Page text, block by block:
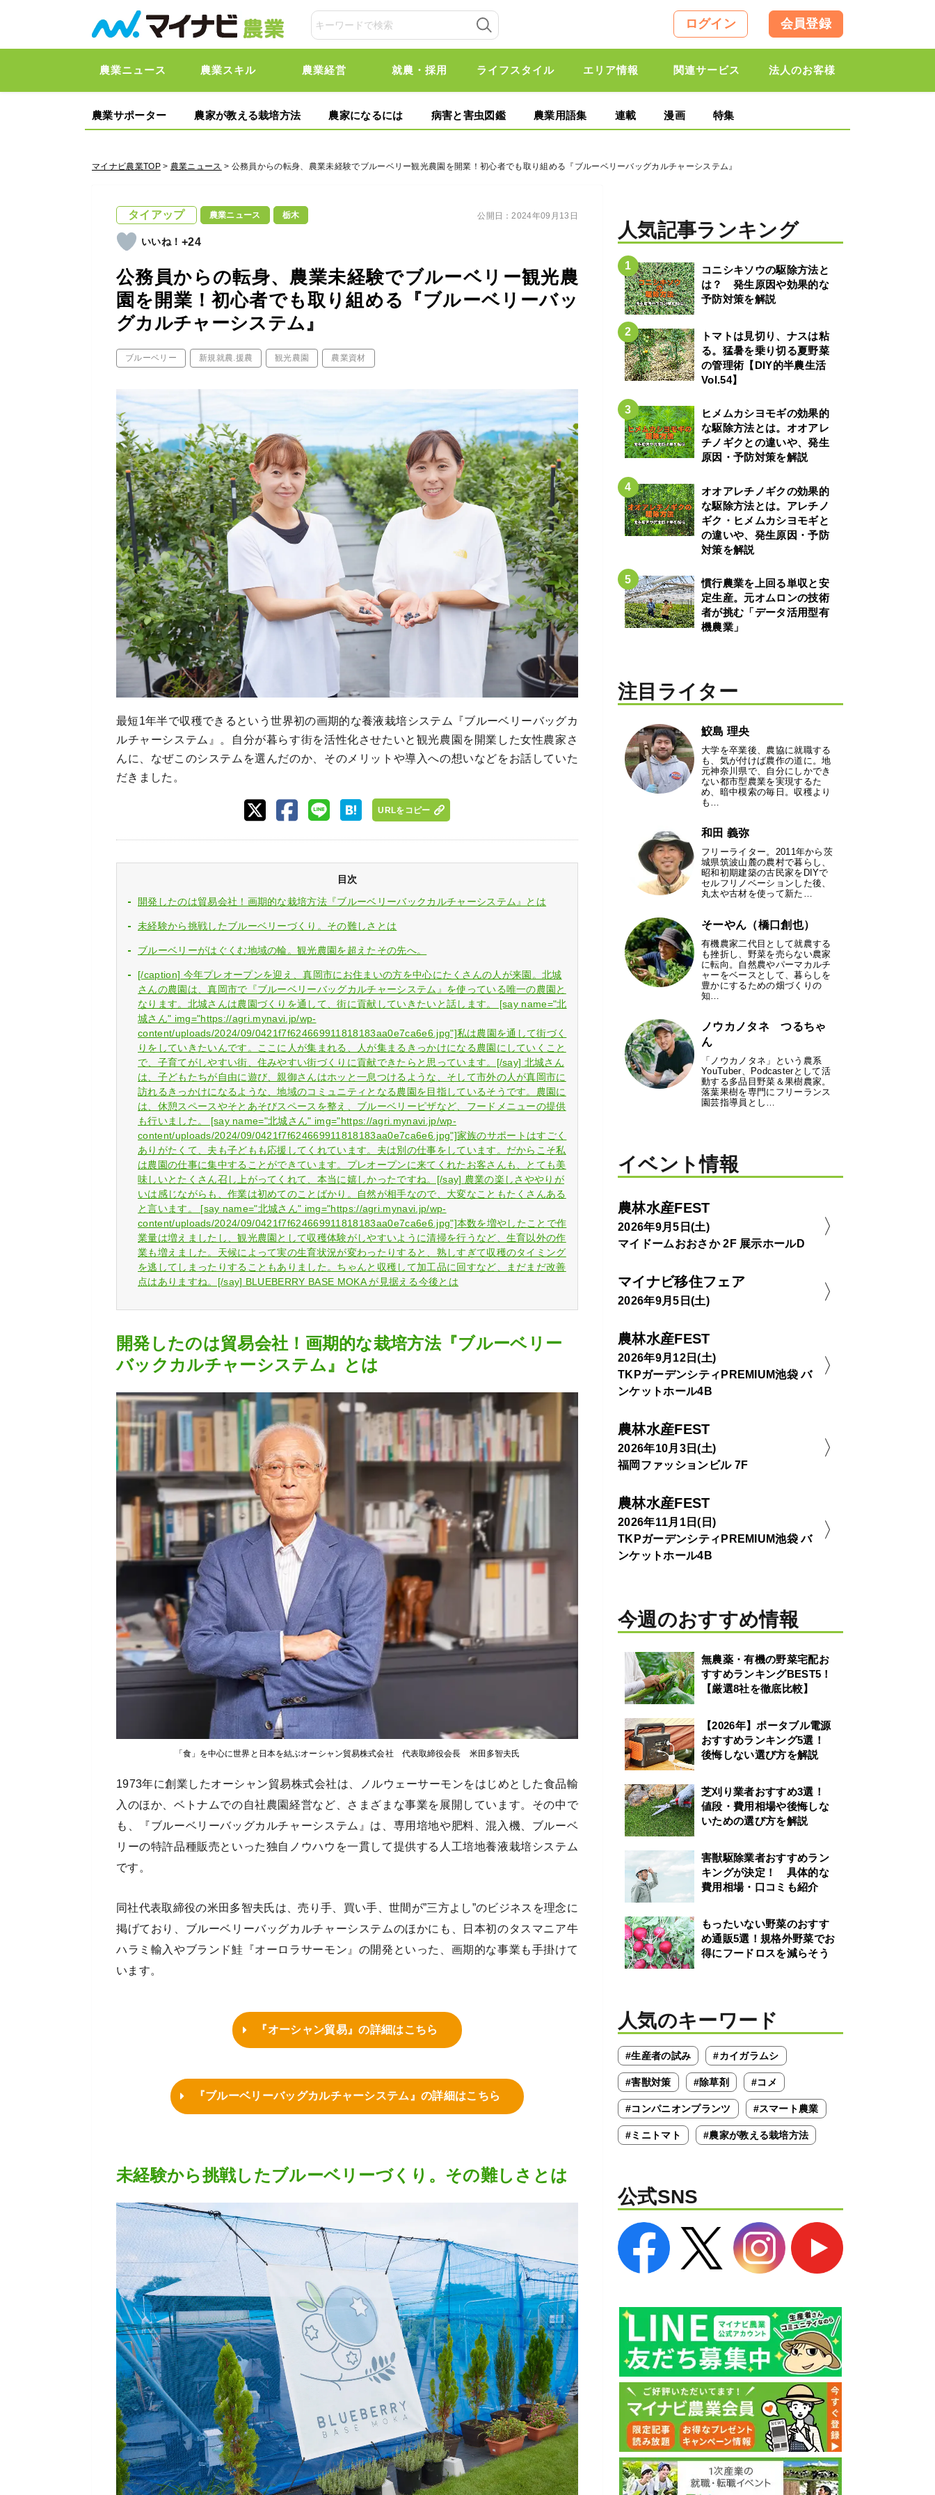
ログイン 会員登録
農業ニュース 農業スキル 農業経営 就農・採用 ライフスタイル エリア情報 関連サービス 法人のお客様
農業サポーター 農家が教える栽培方法 農家になるには 病害と害虫図鑑 農業用語集 連載 漫画 特集
マイナビ農業TOP> 農業ニュース > 公務員からの転身、農業未経験でブルーベリー観光農園を開業！初心者でも取り組める『ブルーベリーバッグカルチャーシステム』
タイアップ 農業ニュース 栃木
+24
公務員からの転身、農業未経験でブルーベリー観光農
園を開業！初心者でも取り組める『ブルーベリーバッ
グカルチャーシステム』
ブルーベリー 新規就農.援農 観光農園 農業資材
公開日：2024年09月13日
最短1年半で収穫できるという世界初の画期的な養液栽培システム『ブルーベリーバッグカ
ルチャーシステム』。自分が暮らす街を活性化させたいと観光農園を開業した女性農家さ
んに、なぜこのシステムを選んだのか、そのメリットや導入への想いなどをお話していた
だきました。
URLをコピー
目次
開発したのは貿易会社！画期的な栽培方法『ブルーベリーバックカルチャーシステム』とは
未経験から挑戦したブルーベリーづくり。その難しさとは
ブルーベリーがはぐくむ地域の輪。観光農園を超えたその先へ。
[/caption] 今年プレオープンを迎え、真岡市にお住まいの方を中心にたくさんの人が来園。北城
さんの農園は、真岡市で『ブルーベリーバッグカルチャーシステム』を使っている唯一の農園と
なります。北城さんは農園づくりを通して、街に貢献していきたいと話します。 [say name="北
城さん" img="https://agri.mynavi.jp/wp-
content/uploads/2024/09/0421f7f624669911818183aa0e7ca6e6.jpg"]私は農園を通して街づく
りをしていきたいんです。ここに人が集まれる、人が集まるきっかけになる農園にしていくこと
で、子育てがしやすい街、住みやすい街づくりに貢献できたらと思っています。[/say] 北城さん
は、子どもたちが自由に遊び、親御さんはホッと一息つけるような、そして市外の人が真岡市に
訪れるきっかけになるような、地域のコミュニティとなる農園を目指しているそうです。農園に
は、休憩スペースやそとあそびスペースを整え、ブルーベリーピザなど、フードメニューの提供
も行いました。 [say name="北城さん" img="https://agri.mynavi.jp/wp-
content/uploads/2024/09/0421f7f624669911818183aa0e7ca6e6.jpg"]家族のサポートはすごく
ありがたくて、夫も子どもも応援してくれています。夫は別の仕事をしています。だからこそ私
は農園の仕事に集中することができています。プレオープンに来てくれたお客さんも、とても美
味しいとたくさん召し上がってくれて、本当に嬉しかったですね。[/say] 農業の楽しさややりが
いは感じながらも、作業は初めてのことばかり。自然が相手なので、大変なこともたくさんある
と言います。 [say name="北城さん" img="https://agri.mynavi.jp/wp-
content/uploads/2024/09/0421f7f624669911818183aa0e7ca6e6.jpg"]本数を増やしたことで作
業量は増えましたし、観光農園として収穫体験がしやすいように清掃を行うなど、生育以外の作
業も増えました。天候によって実の生育状況が変わったりすると、熟しすぎて収穫のタイミング
を逃してしまったりすることもありました。ちゃんと収穫して加工品に回すなど、まだまだ改善
点はありますね。[/say] BLUEBERRY BASE MOKA が見据える今後とは
開発したのは貿易会社！画期的な栽培方法『ブルーベリー
バックカルチャーシステム』とは
「食」を中心に世界と日本を結ぶオーシャン貿易株式会社 代表取締役会長 米田多智夫氏
1973年に創業したオーシャン貿易株式会社は、ノルウェーサーモンをはじめとした食品輸
入のほか、ベトナムでの自社農園経営など、さまざまな事業を展開しています。その中で
も、『ブルーベリーバッグカルチャーシステム』は、専用培地や肥料、混入機、ブルーベ
リーの特許品種販売といった独自ノウハウを一貫して提供する人工培地養液栽培システム
です。
同社代表取締役の米田多智夫氏は、売り手、買い手、世間が”三方よし”のビジネスを理念に
掲げており、ブルーベリーバッグカルチャーシステムのほかにも、日本初のタスマニア牛
ハラミ輸入やブランド鮭『オーロラサーモン』の開発といった、画期的な事業も手掛けて
います。
『オーシャン貿易』の詳細はこちら
『ブルーベリーバッグカルチャーシステム』の詳細はこちら
未経験から挑戦したブルーベリーづくり。その難しさとは
人気記事ランキング
コニシキソウの駆除方法と
は？ 発生原因や効果的な
予防対策を解説
トマトは見切り、ナスは粘
る。猛暑を乗り切る夏野菜
の管理術【DIY的半農生活
Vol.54】
ヒメムカシヨモギの効果的
な駆除方法とは。オオアレ
チノギクとの違いや、発生
原因・予防対策を解説
オオアレチノギクの効果的
な駆除方法とは。アレチノ
ギク・ヒメムカシヨモギと
の違いや、発生原因・予防
対策を解説
慣行農業を上回る単収と安
定生産。元オムロンの技術
者が挑む「データ活用型有
機農業」
注目ライター
鮫島 理央
大学を卒業後、農協に就職する
も、気が付けば農作の道に。地
元神奈川県で、自分にしかでき
ない都市型農業を実現するた
め、暗中模索の毎日。収穫より
も…
和田 義弥
フリーライター。2011年から茨
城県筑波山麓の農村で暮らし、
昭和初期建築の古民家をDIYで
セルフリノベーションした後、
丸太や古材を使って新た…
そーやん（橋口創也）
有機農家二代目として就農する
も挫折し、野菜を売らない農家
に転向。自然農やパーマカルチ
ャーをベースとして、暮らしを
豊かにするための畑づくりの
知…
ノウカノタネ つるちゃ
ん
「ノウカノタネ」という農系
YouTuber、Podcasterとして活
動する多品目野菜＆果樹農家。
落葉果樹を専門にフリーランス
園芸指導員とし…
イベント情報
農林水産FEST
2026年9月5日(土)
マイドームおおさか 2F 展示ホールD
マイナビ移住フェア
2026年9月5日(土)
農林水産FEST
2026年9月12日(土)
TKPガーデンシティPREMIUM池袋 バ
ンケットホール4B
農林水産FEST
2026年10月3日(土)
福岡ファッションビル 7F
農林水産FEST
2026年11月1日(日)
TKPガーデンシティPREMIUM池袋 バ
ンケットホール4B
今週のおすすめ情報
無農薬・有機の野菜宅配お
すすめランキングBEST5！
【厳選8社を徹底比較】
【2026年】ポータブル電源
おすすめランキング5選！
後悔しない選び方を解説
芝刈り業者おすすめ3選！
値段・費用相場や後悔しな
いための選び方を解説
害獣駆除業者おすすめラン
キングが決定！ 具体的な
費用相場・口コミも紹介
もったいない野菜のおすす
め通販5選！規格外野菜でお
得にフードロスを減らそう
人気のキーワード
#生産者の試み #カイガラムシ
#害獣対策 #除草剤 #コメ
#コンパニオンプランツ #スマート農業
#ミニトマト #農家が教える栽培方法
公式SNS